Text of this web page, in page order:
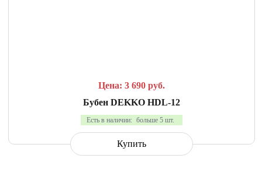
Цена: 3 690 руб.
Бубен DEKKO HDL-12
Есть в наличии: больше 5 шт.
Купить